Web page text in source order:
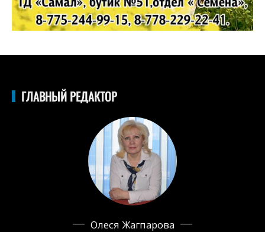
ГЛАВНЫЙ РЕДАКТОР
Олеся Жагпарова